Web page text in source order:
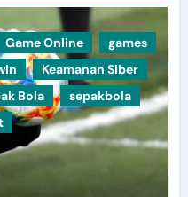
Game Online
games
Keamanan Siber
Bola
sepakbola